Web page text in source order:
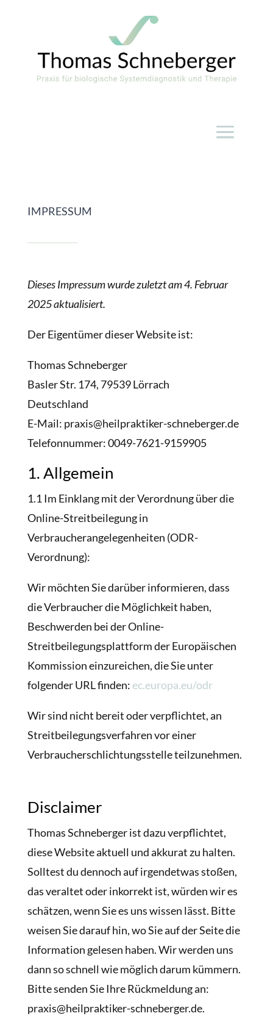
IMPRESSUM
Dieses Impressum wurde zuletzt am 4. Februar
2025 aktualisiert.
Der Eigentümer dieser Website ist:
Thomas Schneberger
Basler Str. 174, 79539 Lörrach
Deutschland
E-Mail: praxis@heilpraktiker-schneberger.de
Telefonnummer: 0049-7621-9159905
1. Allgemein
1.1 Im Einklang mit der Verordnung über die
Online-Streitbeilegung in
Verbraucherangelegenheiten (ODR-
Verordnung):
Wir möchten Sie darüber informieren, dass
die Verbraucher die Möglichkeit haben,
Beschwerden bei der Online-
Streitbeilegungsplattform der Europäischen
Kommission einzureichen, die Sie unter
folgender URL finden: ec.europa.eu/odr
Wir sind nicht bereit oder verpflichtet, an
Streitbeilegungsverfahren vor einer
Verbraucherschlichtungsstelle teilzunehmen.
Disclaimer
Thomas Schneberger ist dazu verpflichtet,
diese Website aktuell und akkurat zu halten.
Solltest du dennoch auf irgendetwas stoßen,
das veraltet oder inkorrekt ist, würden wir es
schätzen, wenn Sie es uns wissen lässt. Bitte
weisen Sie darauf hin, wo Sie auf der Seite die
Information gelesen haben. Wir werden uns
dann so schnell wie möglich darum kümmern.
Bitte senden Sie Ihre Rückmeldung an:
praxis@heilpraktiker-schneberger.de.